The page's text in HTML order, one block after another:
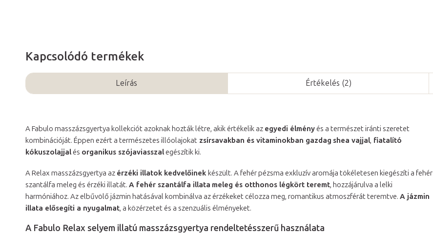
Kapcsolódó termékek
Leírás Értékelés (2)
A Fabulo masszázsgyertya kollekciót azoknak hozták létre, akik értékelik az egyedi élményés a természet iránti szeretet
kombinációját. Éppen ezért a természetes illóolajokat zsírsavakban és vitaminokban gazdag shea vajjal, fiatalító
kókuszolajjalés organikus szójaviasszalegészítik ki.
A Relax masszázsgyertya az érzéki illatok kedvelőinek készült. A fehér pézsma exkluzív aromája tökéletesen kiegészíti a fehér
szantálfa meleg és érzéki illatát. A fehér szantálfa illata meleg és otthonos légkört teremt, hozzájárulva a lelki
harmóniához. Az elbűvölő jázmin hatásával kombinálva az érzékeket célozza meg, romantikus atmoszférát teremtve. A jázmin
illata elősegíti a nyugalmat, a közérzetet és a szenzuális élményeket.
A Fabulo Relax selyem illatú masszázsgyertya rendeltetésszerű használata